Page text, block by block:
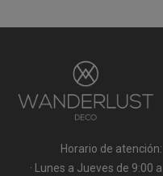
Horario de atención:
· Lunes a Jueves de 9:00 a